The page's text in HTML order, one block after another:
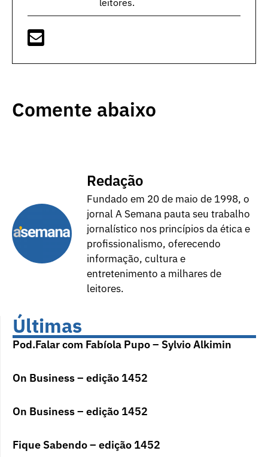
Comente abaixo
Redação
Fundado em 20 de maio de 1998, o
jornal A Semana pauta seu trabalho
jornalístico nos princípios da ética e
profissionalismo, oferecendo
informação, cultura e
entretenimento a milhares de
leitores.
Últimas
Pod.Falar com Fabíola Pupo – Sylvio Alkimin
On Business – edição 1452
On Business – edição 1452
Fique Sabendo – edição 1452